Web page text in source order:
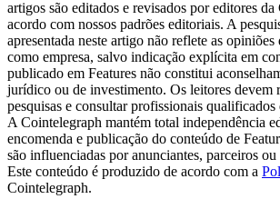
artigos são editados e revisados por editores
acordo com nossos padrões editoriais. A
apresentada neste artigo não reflete as
como empresa, salvo indicação explícita em
publicado em Features não constitui
jurídico ou de investimento. Os leitores devem
pesquisas e consultar profissionais
A Cointelegraph mantém total independência
encomenda e publicação do conteúdo de
são influenciadas por anunciantes, parceiros
Este conteúdo é produzido de acordo com a
Cointelegraph.